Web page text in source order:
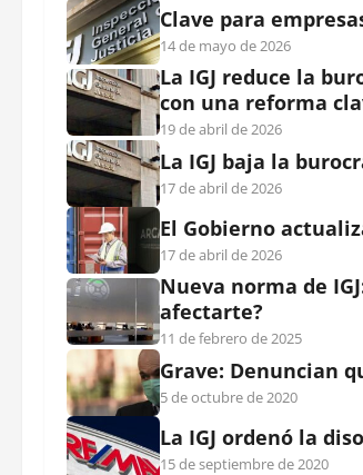
Clave para
14 de mayo de 2026
La IGJ reduce la
con una reforma
19 de abril de 2026
La IGJ baja la
17 de abril de 2026
El Gobierno
17 de abril de 2026
Nueva norma de
afectarte?
11 de febrero de 2025
Grave: Denuncian
5 de octubre de 2020
La IGJ ordenó la
15 de septiembre de 2020